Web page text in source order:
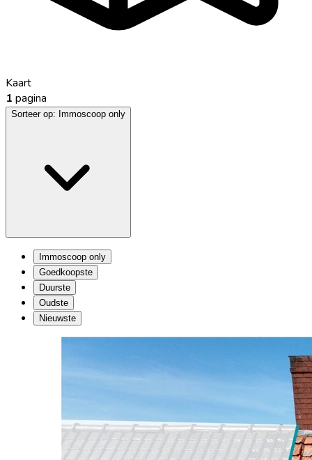
Kaart
1 pagina
Sorteer op: Immoscoop only
Immoscoop only
Goedkoopste
Duurste
Oudste
Nieuwste